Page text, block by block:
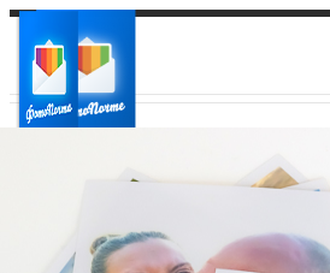
Ваш регион доставки